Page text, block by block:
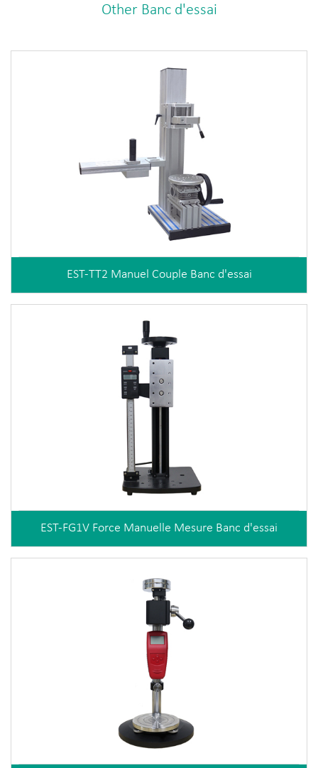
Other Banc d'essai
EST-TT2 Manuel Couple Banc d'essai
EST-FG1V Force Manuelle Mesure Banc d'essai